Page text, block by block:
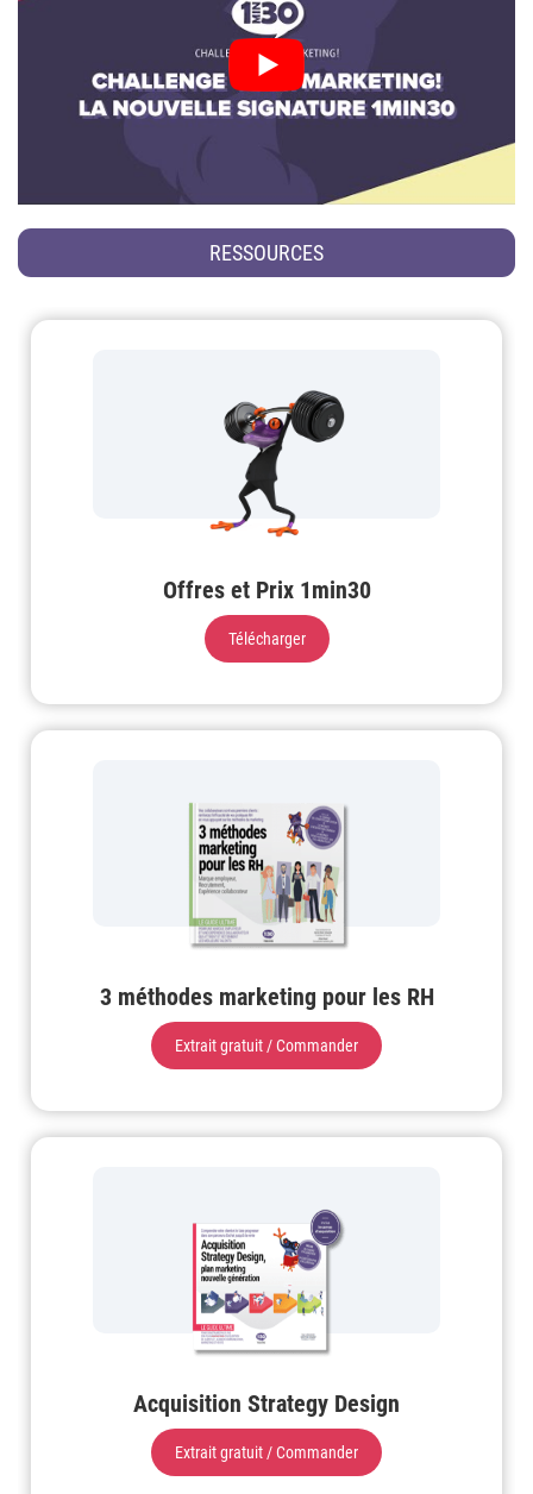
RESSOURCES
Offres et Prix 1min30
Télécharger
3 méthodes marketing pour les RH
Extrait gratuit / Commander
Acquisition Strategy Design
Extrait gratuit / Commander